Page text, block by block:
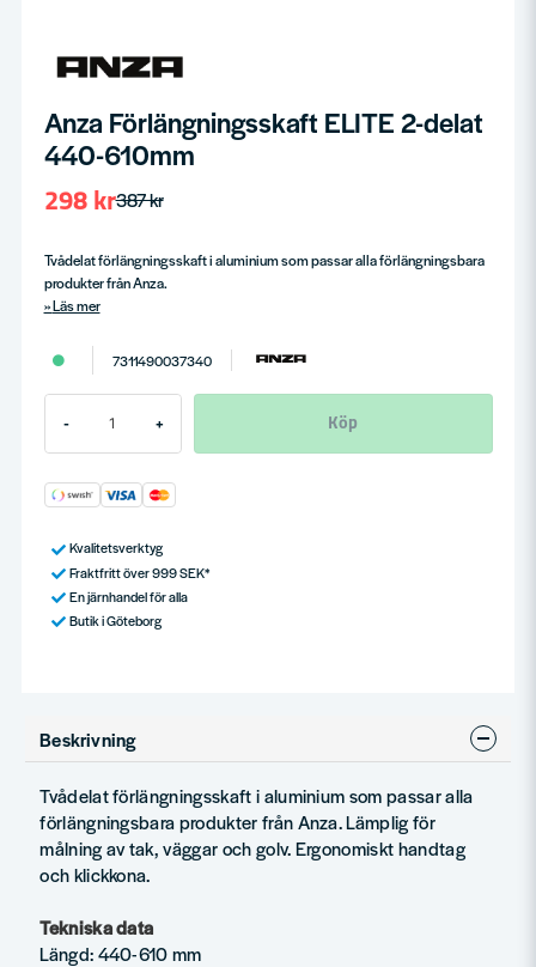
Anza Förlängningsskaft ELITE 2-delat
440-610mm
387 kr
298 kr
Tvådelat förlängningsskaft i aluminium som passar alla förlängningsbara
produkter från Anza.
Läs mer
7311490037340
- + Köp
Kvalitetsverktyg
Fraktfritt över 999 SEK*
En järnhandel för alla
Butik i Göteborg
Beskrivning
Tvådelat förlängningsskaft i aluminium som passar alla
förlängningsbara produkter från Anza. Lämplig för
målning av tak, väggar och golv. Ergonomiskt handtag
och klickkona.
Tekniska data
Längd: 440-610 mm